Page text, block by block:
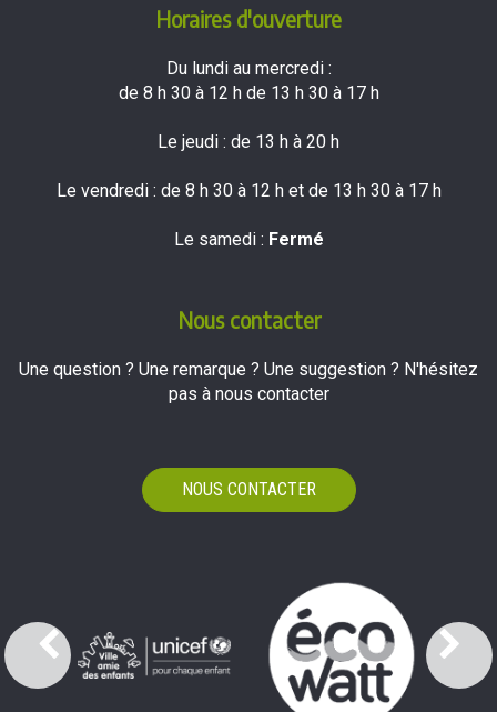
Horaires d'ouverture
Du lundi au mercredi :
de 8 h 30 à 12 h de 13 h 30 à 17 h
Le jeudi : de 13 h à 20 h
Le vendredi : de 8 h 30 à 12 h et de 13 h 30 à 17 h
Le samedi : Fermé
Nous contacter
Une question ? Une remarque ? Une suggestion ? N'hésitez
pas à nous contacter
NOUS CONTACTER